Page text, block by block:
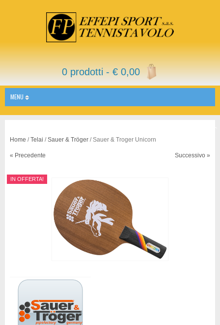
0 prodotti -€0,00
MENU
Home /Telai /Sauer & Tröger / Sauer & Troger Unicorn
« Precedente Successivo »
IN OFFERTA!